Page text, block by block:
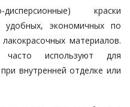
краски
удобных, экономичных по
материалов.
часто используют для
внутренней отделке или